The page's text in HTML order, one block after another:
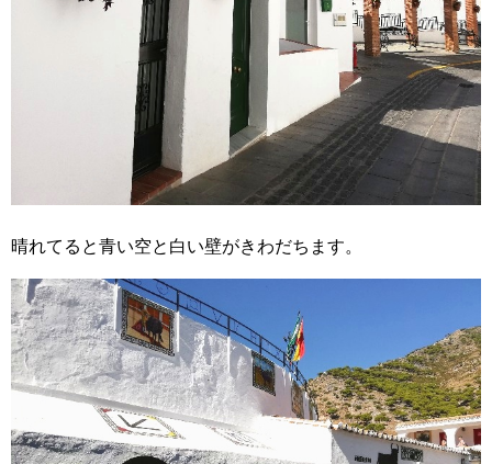
晴れてると青い空と白い壁がきわだちます。